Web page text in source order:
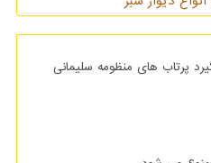
قرار می گیرد پرتاب های منظومه سلیمانی